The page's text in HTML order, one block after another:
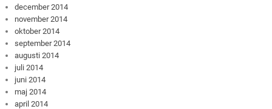
december 2014
november 2014
oktober 2014
september 2014
augusti 2014
juli 2014
juni 2014
maj 2014
april 2014